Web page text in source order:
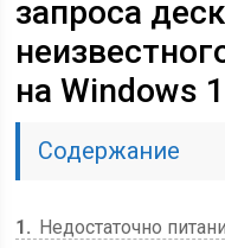
запроса
на Windows
Содержание
1
Недостаточно